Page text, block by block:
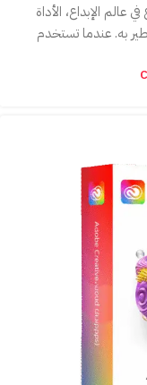
الإبداع، الأداة
به. عندما تستخدم